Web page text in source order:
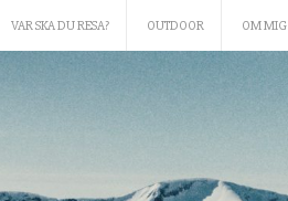
VAR SKA DU RESA? OUTDOOR OM MIG